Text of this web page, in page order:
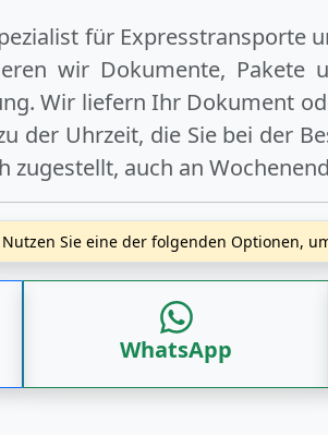
für Expresstransporte
wir Dokumente,
Wir liefern Ihr Dokument
der Uhrzeit, die Sie bei der
zugestellt, auch an
Nutzen Sie eine der folgenden Optionen,
WhatsApp